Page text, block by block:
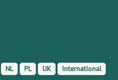
NL PL UK International